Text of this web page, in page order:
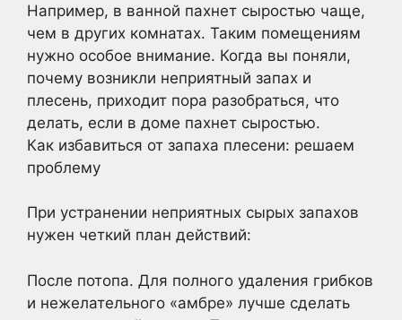
Например, в ванной пахнет сыростью чаще,
чем в других комнатах. Таким помещениям
нужно особое внимание. Когда вы поняли,
почему возникли неприятный запах и
плесень, приходит пора разобраться, что
делать, если в доме пахнет сыростью.
Как избавиться от запаха плесени: решаем
проблему
При устранении неприятных сырых запахов
нужен четкий план действий:
После потопа. Для полного удаления грибков
и нежелательного «амбре» лучше сделать